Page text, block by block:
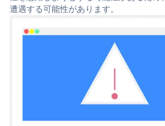
遭遇する可能性があります。